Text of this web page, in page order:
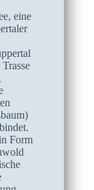
eine
Form